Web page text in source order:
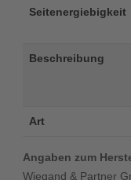
Seitenergiebigkeit
Beschreibung
Art
Angaben zum
Wiegand & Partner